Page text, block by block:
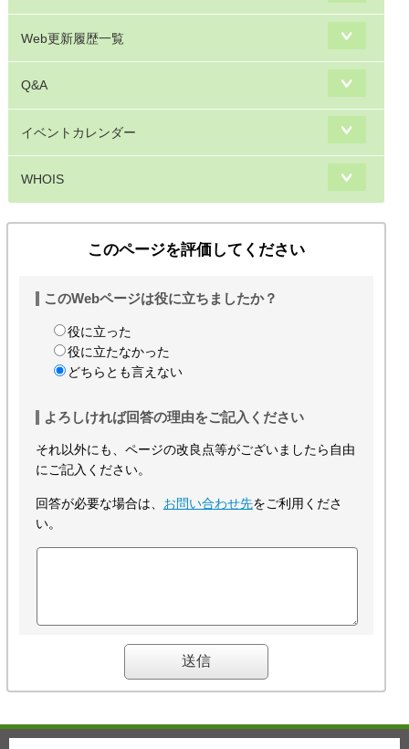
Web更新履歴一覧
Q&A
イベントカレンダー
WHOIS
このページを評価してください
このWebページは役に立ちましたか？
役に立った
役に立たなかった
どちらとも言えない
よろしければ回答の理由をご記入ください
それ以外にも、ページの改良点等がございましたら自由
にご記入ください。
回答が必要な場合は、 お問い合わせ先をご利用くださ
い。